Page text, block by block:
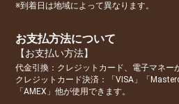
※到着日は地域によって異なります。
お支払方法について
【お支払い方法】
代金引換：クレジットカード、電子マネー
クレジットカード決済：「VISA」「
「AMEX」他が使用できます。